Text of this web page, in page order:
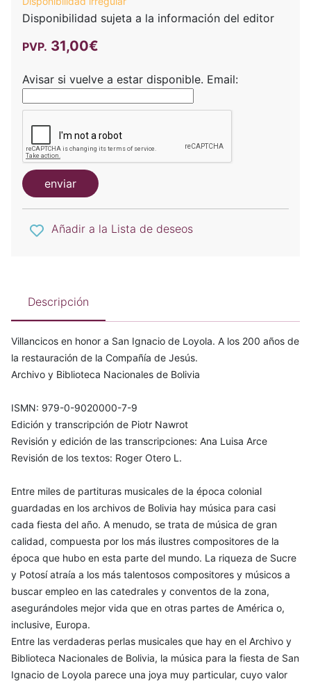
Disponibilidad sujeta a la información del editor
PVP. 31,00€
Avisar si vuelve a estar disponible. Email:
enviar
Añadir a la Lista de deseos
Descripción
Villancicos en honor a San Ignacio de Loyola. A los 200 años de
la restauración de la Compañía de Jesús.
Archivo y Biblioteca Nacionales de Bolivia
ISMN: 979-0-9020000-7-9
Edición y transcripción de Piotr Nawrot
Revisión y edición de las transcripciones: Ana Luisa Arce
Revisión de los textos: Roger Otero L.
Entre miles de partituras musicales de la época colonial
guardadas en los archivos de Bolivia hay música para casi
cada fiesta del año. A menudo, se trata de música de gran
calidad, compuesta por los más ilustres compositores de la
época que hubo en esta parte del mundo. La riqueza de Sucre
y Potosí atraía a los más talentosos compositores y músicos a
buscar empleo en las catedrales y conventos de la zona,
asegurándoles mejor vida que en otras partes de América o,
inclusive, Europa.
Entre las verdaderas perlas musicales que hay en el Archivo y
Biblioteca Nacionales de Bolivia, la música para la fiesta de San
Ignacio de Loyola parece una joya muy particular, cuyo valor